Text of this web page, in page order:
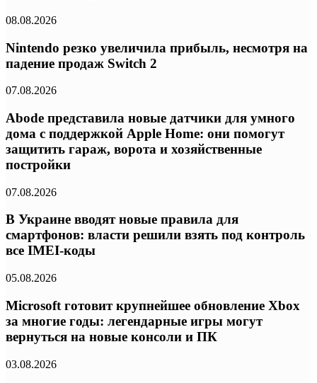
08.08.2026
Nintendo резко увеличила прибыль, несмотря на
падение продаж Switch 2
07.08.2026
Abode представила новые датчики для умного
дома с поддержкой Apple Home: они помогут
защитить гараж, ворота и хозяйственные
постройки
07.08.2026
В Украине вводят новые правила для
смартфонов: власти решили взять под контроль
все IMEI-коды
05.08.2026
Microsoft готовит крупнейшее обновление Xbox
за многие годы: легендарные игры могут
вернуться на новые консоли и ПК
03.08.2026